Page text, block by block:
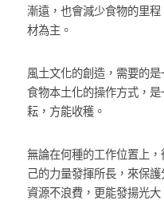
漸遠，也會減少食物的里
材為主。
風土文化的創造，需要的
食物本土化的操作方式，
耘，方能收穫。
無論在何種的工作位置上
己的力量發揮所長，來保
資源不浪費，更能發揚光大